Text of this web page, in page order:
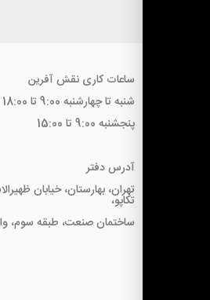
ساعات کاری نقش آفرین
شنبه تا چهارشنبه 9:00 تا 18:00
پنجشنبه 9:00 تا 15:00
آدرس دفتر
تهران، بهارستان، خیابان
تکاپو،
ساختمان صنعت، طبقه سوم،